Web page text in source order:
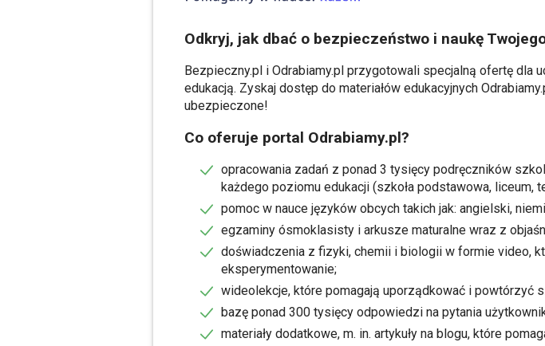
Odkryj, jak dbać o bezpieczeństwo i naukę
Bezpieczny.pl i Odrabiamy.pl przygotowali specjalną ofertę dla
edukacją. Zyskaj dostęp do materiałów edukacyjnych
ubezpieczone!
Co oferuje portal Odrabiamy.pl?
opracowania zadań z ponad 3 tysięcy podręczników
każdego poziomu edukacji (szkoła podstawowa, liceum,
pomoc w nauce języków obcych takich jak: angielski,
egzaminy ósmoklasisty i arkusze maturalne wraz z
doświadczenia z fizyki, chemii i biologii w formie video,
eksperymentowanie;
wideolekcje, które pomagają uporządkować i powtórzyć
bazę ponad 300 tysięcy odpowiedzi na pytania
materiały dodatkowe, m. in. artykuły na blogu, które